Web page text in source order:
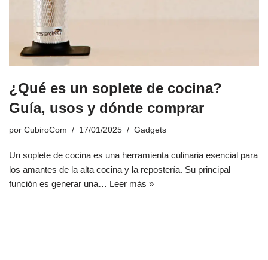
¿Qué es un soplete de cocina?
Guía, usos y dónde comprar
por CubiroCom 17/01/2025 Gadgets
Un soplete de cocina es una herramienta culinaria esencial para
los amantes de la alta cocina y la repostería. Su principal
función es generar una… Leer más »